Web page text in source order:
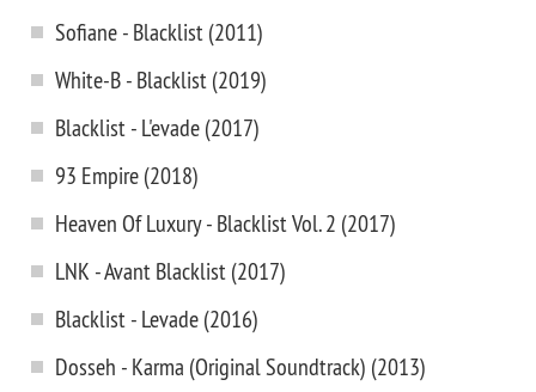
Sofiane - Blacklist (2011)
White-B - Blacklist (2019)
Blacklist - L'evade (2017)
93 Empire (2018)
Heaven Of Luxury - Blacklist Vol. 2 (2017)
LNK - Avant Blacklist (2017)
Blacklist - Levade (2016)
Dosseh - Karma (Original Soundtrack) (2013)